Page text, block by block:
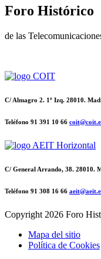
Foro Histórico
de las
C/ Almagro 2. 1º Izq. 28010.
Teléfono 91 391 10 66
C/ General Arrando, 38. 28010.
Teléfono 91 308 16 66
Copyright 2026 Foro
Mapa del sitio
Política de Cookies